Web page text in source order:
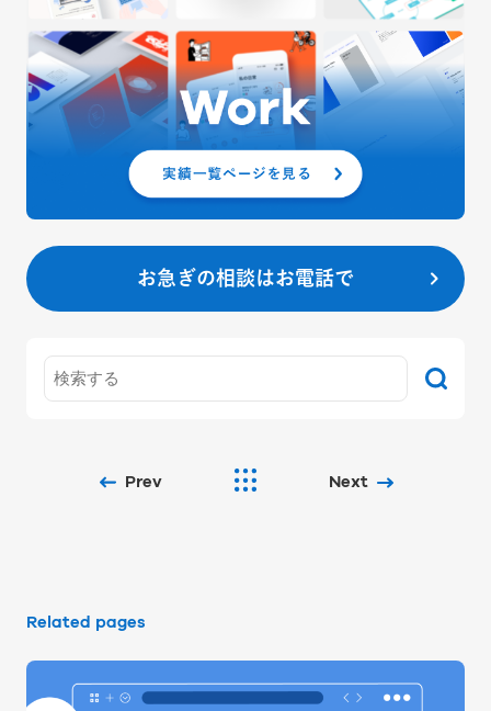
お急ぎの相談はお電話で
Prev Next
Related pages